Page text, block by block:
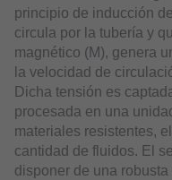
principio de inducción
circula por la tubería y
magnético (M), genera
la velocidad de
Dicha tensión es
procesada en una
materiales resistentes,
cantidad de fluidos. El
disponer de una